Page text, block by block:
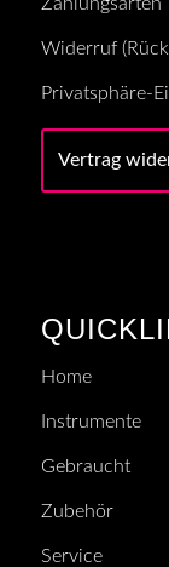
Widerruf
Privatsphäre-
Vertrag
Home
Instrumente
Gebraucht
Zubehör
Service